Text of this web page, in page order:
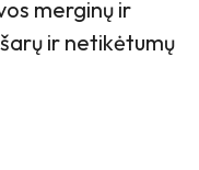
merginų ir
ir netikėtumų